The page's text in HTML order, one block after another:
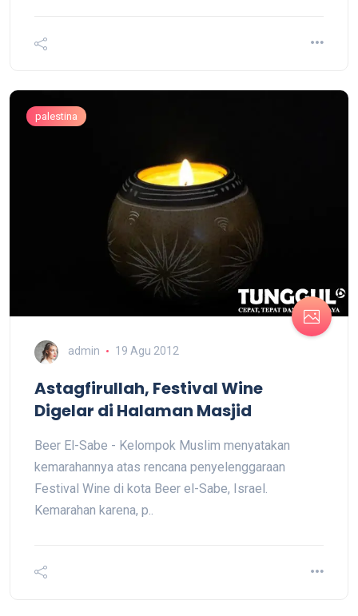
palestina
admin 19 Agu 2012
Astagfirullah, Festival Wine
Digelar di Halaman Masjid
Beer El-Sabe - Kelompok Muslim menyatakan
kemarahannya atas rencana penyelenggaraan
Festival Wine di kota Beer el-Sabe, Israel.
Kemarahan karena, p..